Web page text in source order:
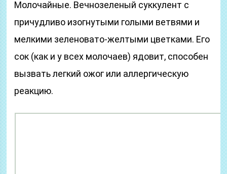
Молочайные. Вечнозеленый суккулент с
причудливо изогнутыми голыми ветвями и
мелкими зеленовато-желтыми цветками. Его
сок (как и у всех молочаев) ядовит, способен
вызвать легкий ожог или аллергическую
реакцию.